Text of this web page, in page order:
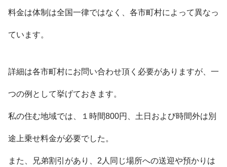
料金は体制は全国一律ではなく、各市町村によって異なっ
ています。
詳細は各市町村にお問い合わせ頂く必要がありますが、一
つの例として挙げておきます。
私の住む地域では、１時間800円、土日および時間外は別
途上乗せ料金が必要でした。
また、兄弟割引があり、2人同じ場所への送迎や預かりは